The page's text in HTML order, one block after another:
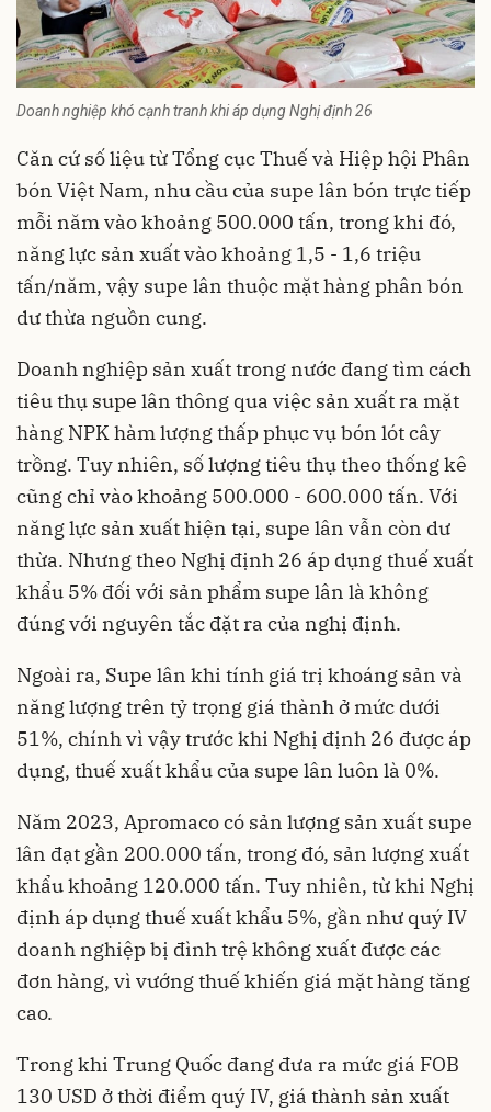
Doanh nghiệp khó cạnh tranh khi áp dụng Nghị định 26
Căn cứ số liệu từ Tổng cục Thuế và Hiệp hội Phân
bón Việt Nam, nhu cầu của supe lân bón trực tiếp
mỗi năm vào khoảng 500.000 tấn, trong khi đó,
năng lực sản xuất vào khoảng 1,5 - 1,6 triệu
tấn/năm, vậy supe lân thuộc mặt hàng phân bón
dư thừa nguồn cung.
Doanh nghiệp sản xuất trong nước đang tìm cách
tiêu thụ supe lân thông qua việc sản xuất ra mặt
hàng NPK hàm lượng thấp phục vụ bón lót cây
trồng. Tuy nhiên, số lượng tiêu thụ theo thống kê
cũng chỉ vào khoảng 500.000 - 600.000 tấn. Với
năng lực sản xuất hiện tại, supe lân vẫn còn dư
thừa. Nhưng theo Nghị định 26 áp dụng thuế xuất
khẩu 5% đối với sản phẩm supe lân là không
đúng với nguyên tắc đặt ra của nghị định.
Ngoài ra, Supe lân khi tính giá trị khoáng sản và
năng lượng trên tỷ trọng giá thành ở mức dưới
51%, chính vì vậy trước khi Nghị định 26 được áp
dụng, thuế xuất khẩu của supe lân luôn là 0%.
Năm 2023, Apromaco có sản lượng sản xuất supe
lân đạt gần 200.000 tấn, trong đó, sản lượng xuất
khẩu khoảng 120.000 tấn. Tuy nhiên, từ khi Nghị
định áp dụng thuế xuất khẩu 5%, gần như quý IV
doanh nghiệp bị đình trệ không xuất được các
đơn hàng, vì vướng thuế khiến giá mặt hàng tăng
cao.
Trong khi Trung Quốc đang đưa ra mức giá FOB
130 USD ở thời điểm quý IV, giá thành sản xuất